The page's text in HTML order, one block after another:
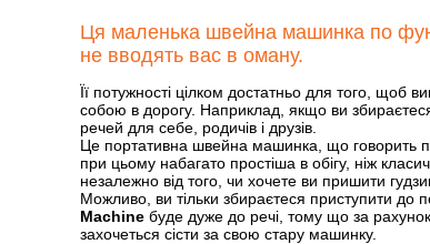
Ця маленька швейна машинка по
не вводять вас в оману.
Її потужності цілком достатньо для того, щоб
собою в дорогу. Наприклад, якщо ви
речей для себе, родичів і друзів.
Це портативна швейна машинка, що говорить
при цьому набагато простіша в обігу, ніж
незалежно від того, чи хочете ви пришити
Можливо, ви тільки збираєтеся приступити до
Machine буде дуже до речі, тому що за
захочеться сісти за свою стару машинку.